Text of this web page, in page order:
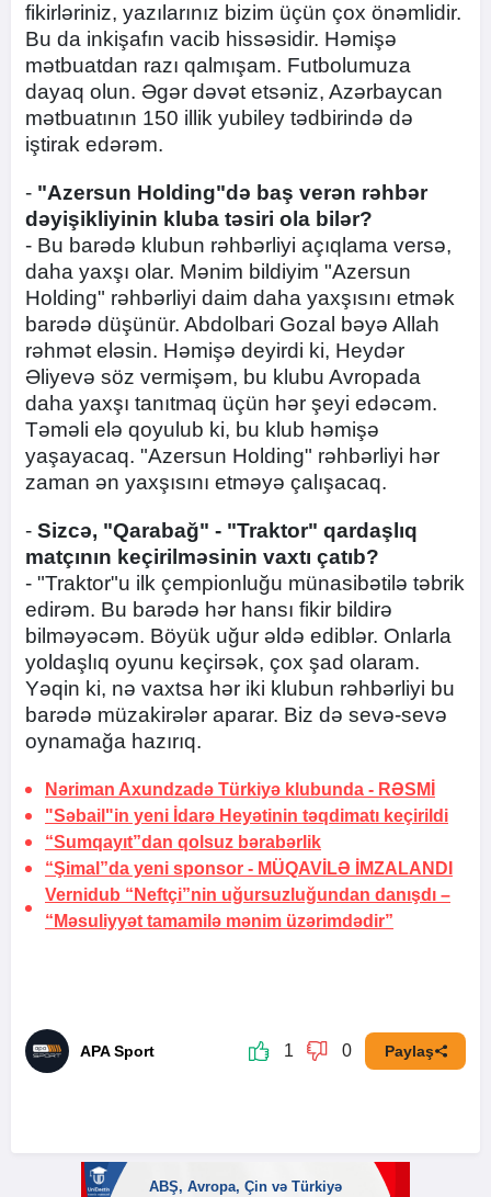
fikirləriniz, yazılarınız bizim üçün çox önəmlidir.
Bu da inkişafın vacib hissəsidir. Həmişə
mətbuatdan razı qalmışam. Futbolumuza
dayaq olun. Əgər dəvət etsəniz, Azərbaycan
mətbuatının 150 illik yubiley tədbirində də
iştirak edərəm.
- "Azersun Holding"də baş verən rəhbər
dəyişikliyinin kluba təsiri ola bilər?
- Bu barədə klubun rəhbərliyi açıqlama versə,
daha yaxşı olar. Mənim bildiyim "Azersun
Holding" rəhbərliyi daim daha yaxşısını etmək
barədə düşünür. Abdolbari Gozal bəyə Allah
rəhmət eləsin. Həmişə deyirdi ki, Heydər
Əliyevə söz vermişəm, bu klubu Avropada
daha yaxşı tanıtmaq üçün hər şeyi edəcəm.
Təməli elə qoyulub ki, bu klub həmişə
yaşayacaq. "Azersun Holding" rəhbərliyi hər
zaman ən yaxşısını etməyə çalışacaq.
- Sizcə, "Qarabağ" - "Traktor" qardaşlıq
matçının keçirilməsinin vaxtı çatıb?
- "Traktor"u ilk çempionluğu münasibətilə təbrik
edirəm. Bu barədə hər hansı fikir bildirə
bilməyəcəm. Böyük uğur əldə ediblər. Onlarla
yoldaşlıq oyunu keçirsək, çox şad olaram.
Yəqin ki, nə vaxtsa hər iki klubun rəhbərliyi bu
barədə müzakirələr aparar. Biz də sevə-sevə
oynamağa hazırıq.
Nəriman Axundzadə Türkiyə klubunda - RƏSMİ
"Səbail"in yeni İdarə Heyətinin təqdimatı keçirildi
“Sumqayıt”dan qolsuz bərabərlik
“Şimal”da yeni sponsor - MÜQAVİLƏ İMZALANDI
Vernidub “Neftçi”nin uğursuzluğundan danışdı –
“Məsuliyyət tamamilə mənim üzərimdədir”
APA Sport 1 0 Paylaş